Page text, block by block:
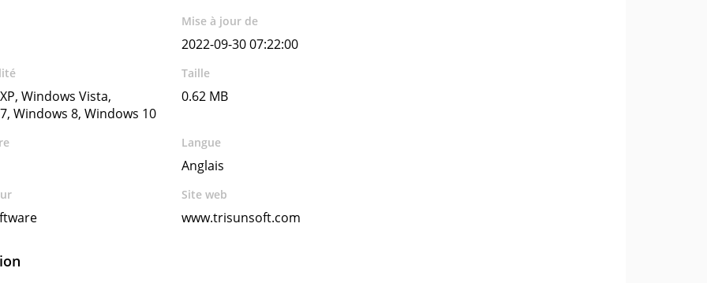
Mise à jour de
2022-09-30 07:22:00
Windows Vista,
Windows 8, Windows 10
Taille
0.62 MB
Langue
Anglais
Site web
www.trisunsoft.com